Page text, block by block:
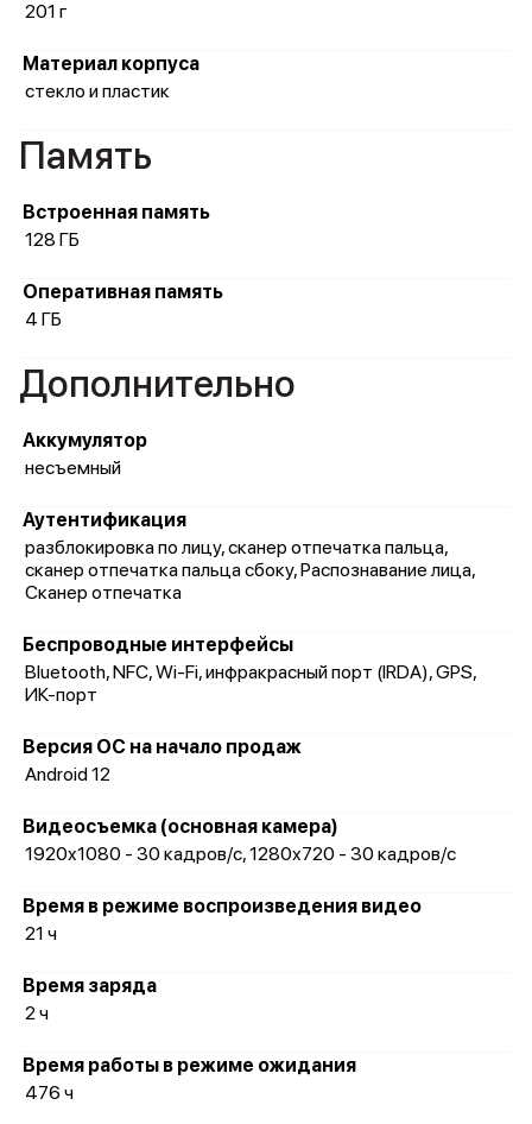
201 г
Материал корпуса
стекло и пластик
Память
Встроенная память
128 ГБ
Оперативная память
4 ГБ
Дополнительно
Аккумулятор
несъемный
Аутентификация
разблокировка по лицу, сканер отпечатка пальца,
сканер отпечатка пальца сбоку, Распознавание лица,
Сканер отпечатка
Беспроводные интерфейсы
Bluetooth, NFC, Wi-Fi, инфракрасный порт (IRDA), GPS,
ИК-порт
Версия ОС на начало продаж
Android 12
Видеосъемка (основная камера)
1920x1080 - 30 кадров/с, 1280x720 - 30 кадров/с
Время в режиме воспроизведения видео
21 ч
Время заряда
2 ч
Время работы в режиме ожидания
476 ч